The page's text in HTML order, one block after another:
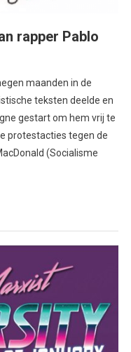
rapper Pablo
maanden in de
teksten deelde en
gestart om hem vrij te
protestacties tegen de
(Socialisme